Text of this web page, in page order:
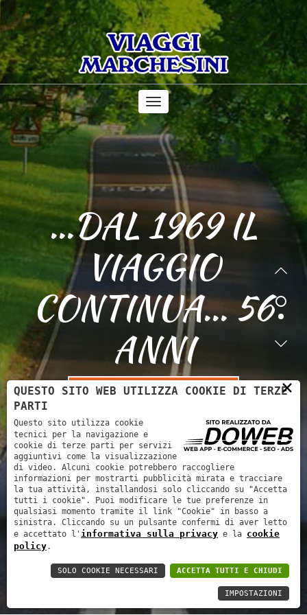
Toggle
navigation
...DAL 1969 IL
VIAGGIO
CONTINUA... 56
ANNI
RICHIEDI UN PREVENTIVO ×
QUESTO SITO WEB UTILIZZA COOKIE DI TERZE
PARTI
Questo sito utilizza cookie
tecnici per la navigazione e
cookie di terze parti per servizi
aggiuntivi come la visualizzazione
di video. Alcuni cookie potrebbero raccogliere
informazioni per mostrarti pubblicità mirata e tracciare
la tua attività, installandosi solo cliccando su "Accetta
tutti i cookie". Puoi modificare le tue preferenze in
qualsiasi momento tramite il link "Cookie" in basso a
sinistra. Cliccando su un pulsante confermi di aver letto
e accettato l' informativa sulla privacy e la cookie
policy.
ACCETTA TUTTI E CHIUDI
SOLO COOKIE NECESSARI
IMPOSTAZIONI